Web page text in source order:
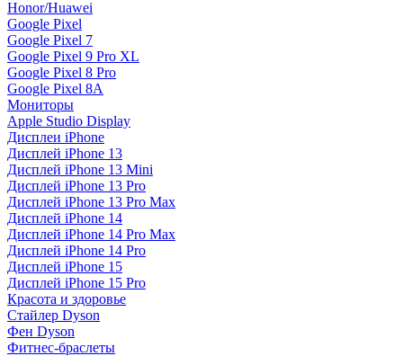
Honor/Huawei
Google Pixel
Google Pixel 7
Google Pixel 9 Pro XL
Google Pixel 8 Pro
Google Pixel 8A
Мониторы
Apple Studio Display
Дисплеи iPhone
Дисплей iPhone 13
Дисплей iPhone 13 Mini
Дисплей iPhone 13 Pro
Дисплей iPhone 13 Pro Max
Дисплей iPhone 14
Дисплей iPhone 14 Pro Max
Дисплей iPhone 14 Pro
Дисплей iPhone 15
Дисплей iPhone 15 Pro
Красота и здоровье
Стайлер Dyson
Фен Dyson
Фитнес-браслеты